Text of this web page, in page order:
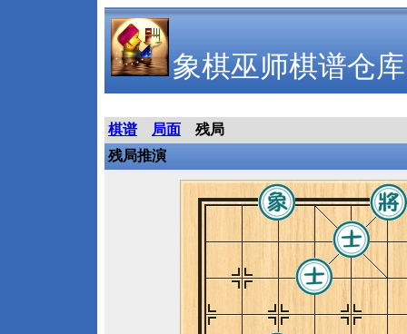
象棋巫师棋谱仓库
棋谱 局面
残局
残局推演